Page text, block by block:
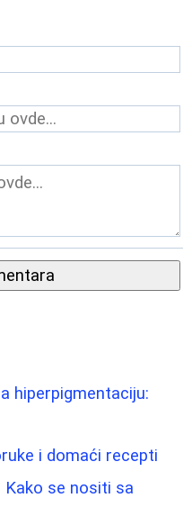
hiperpigmentaciju:
i domaći recepti
Kako se nositi sa